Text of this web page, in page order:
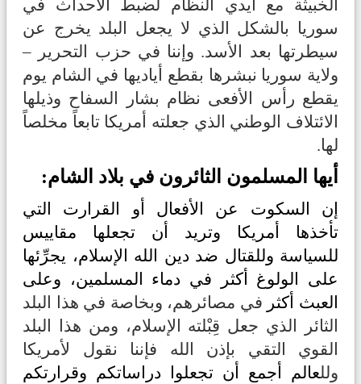
الخبيثة مع أيدي النظام لضبط الأحداث في
سوريا بالشكل الذي لا يجعل البلد يخرج عن
سيطرتها بعد الأسد. وإننا في حزب التحرير –
ولاية سوريا نبشرها بقطع أياديها في الشام يوم
يقطع رأس الأفعى نظام بشار السفاح وذيلها
الائتلاف الوطني الذي جعلته أمريكا تابعاً مخلصاً
لها.
أيها المسلمون الثائرون في بلاد الشام:
إن السكوت عن الأفعال أو القرارت التي
تأخذها أمريكا وتريد أن تجعلها مقاييس
للسياسة وللقتال ضد دين الله الإسلام، يجرِّئها
على الولوغ أكثر في دماء المسلمين، وعلى
العبث أكثر في مصائرهم، وبخاصة في هذا البلد
الثائر الذي جعل قِبْلته الإسلام، ومن هذا البلد
القوي التقي بإذن الله فإننا نقول لأمريكا
وللعالم أجمع أن تجعلوا دراساتكم وقرارتكم